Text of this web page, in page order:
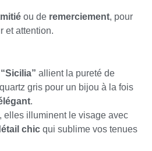
ou de remerciement, pour
et attention.
allient la pureté de
gris pour un bijou à la fois
.
elles illuminent le visage avec
chic qui sublime vos tenues